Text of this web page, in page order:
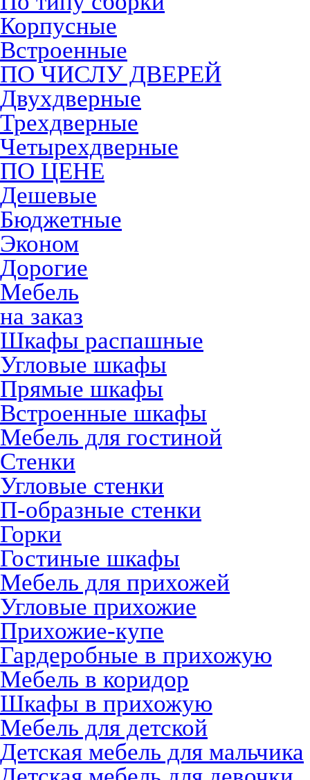
Корпусные
Встроенные
ПО ЧИСЛУ ДВЕРЕЙ
Двухдверные
Трехдверные
Четырехдверные
ПО ЦЕНЕ
Дешевые
Бюджетные
Эконом
Дорогие
Мебель
на заказ
Шкафы распашные
Угловые шкафы
Прямые шкафы
Встроенные шкафы
Мебель для гостиной
Стенки
Угловые стенки
П-образные стенки
Горки
Гостиные шкафы
Мебель для прихожей
Угловые прихожие
Прихожие-купе
Гардеробные в прихожую
Мебель в коридор
Шкафы в прихожую
Мебель для детской
Детская мебель для мальчика